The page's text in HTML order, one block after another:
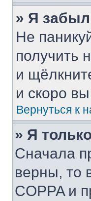
» Я
Не
получить
и
и скоро
Вернуться к
» Я
Сначала
верны, то
COPPA и